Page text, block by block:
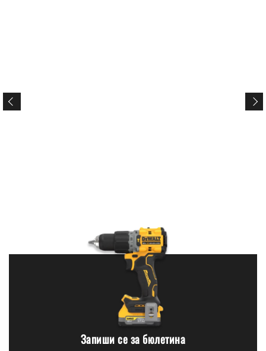
Запиши се за бюлетина